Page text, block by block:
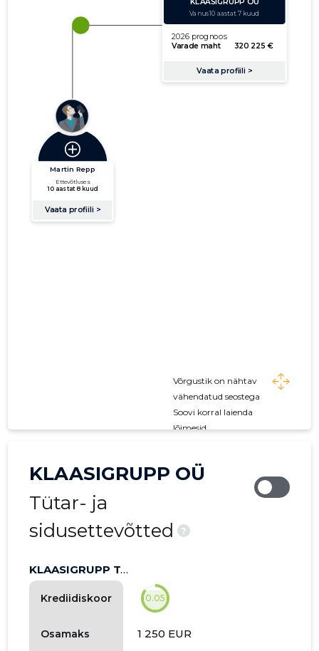
Seoste laiendamine
Võrgustik on nähtav
vähendatud seostega
Soovi korral laienda
lõimesid
KLAASIGRUPP OÜ
Tütar- ja
sidusettevõtted
?
Krediidiskoor
Osamaks
KLAASIGRUPP TALLINN OÜ
0.05
1 250 EUR